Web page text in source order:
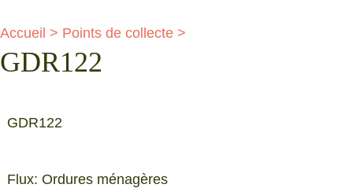
Accueil > Points de collecte >
GDR122
GDR122
Flux: Ordures ménagères